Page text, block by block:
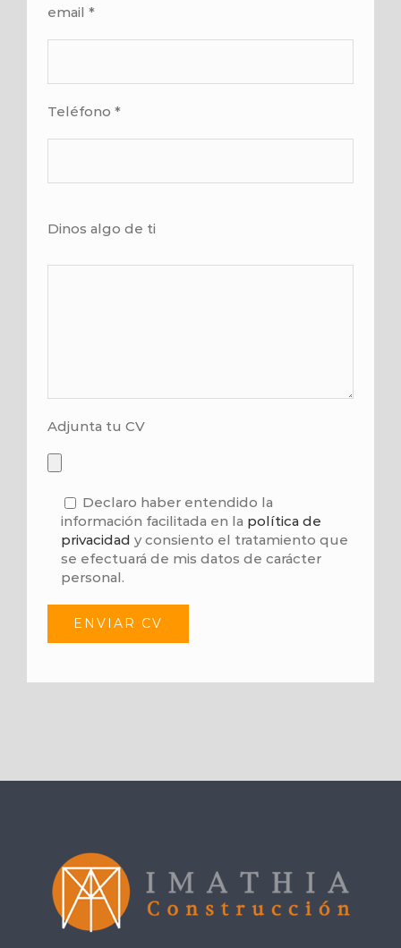
email *
Teléfono *
Dinos algo de ti
Adjunta tu CV
Declaro haber entendido la
información facilitada en la política de
privacidad y consiento el tratamiento que
se efectuará de mis datos de carácter
personal.